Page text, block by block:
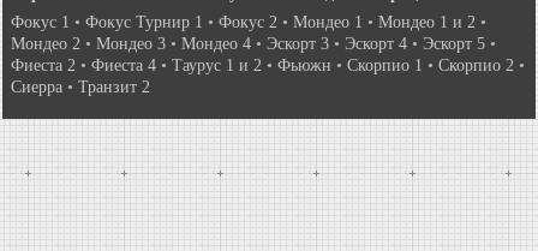
Фокус 1 • Фокус Турнир 1 • Фокус 2 • Мондео 1 • Мондео 1 и 2 •
Мондео 2 • Мондео 3 • Мондео 4 • Эскорт 3 • Эскорт 4 • Эскорт 5 •
Фиеста 2 • Фиеста 4 • Таурус 1 и 2 • Фьюжн • Скорпио 1 • Скорпио 2 •
Сиерра • Транзит 2